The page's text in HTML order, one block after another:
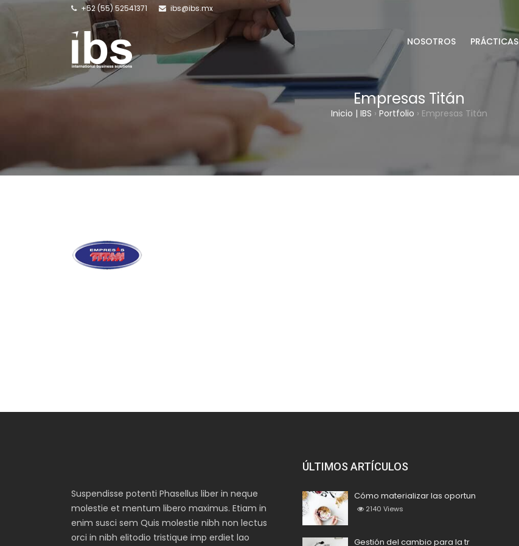
+52 (55) 52541371 ibs@ibs.mx
NOSOTROS PRÁCTICAS
Empresas Titán
Inicio | IBS › Portfolio › Empresas Titán
Suspendisse potenti Phasellus liber in neque
molestie et mentum libero maximus. Etiam in
enim susci sem Quis molestie nibh non lectus
orci in nibh elitodio tristique imp erdiet lao
ÚLTIMOS ARTÍCULOS
Cómo materializar las oportun
2140 Views
Gestión del cambio para la tr